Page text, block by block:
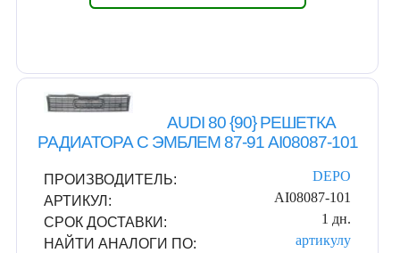
AUDI 80 {90} РЕШЕТКА
РАДИАТОРА С ЭМБЛЕМ 87-91 AI08087-101
ПРОИЗВОДИТЕЛЬ:
DEPO
АРТИКУЛ:
AI08087-101
СРОК ДОСТАВКИ:
1 дн.
НАЙТИ АНАЛОГИ ПО:
артикулу